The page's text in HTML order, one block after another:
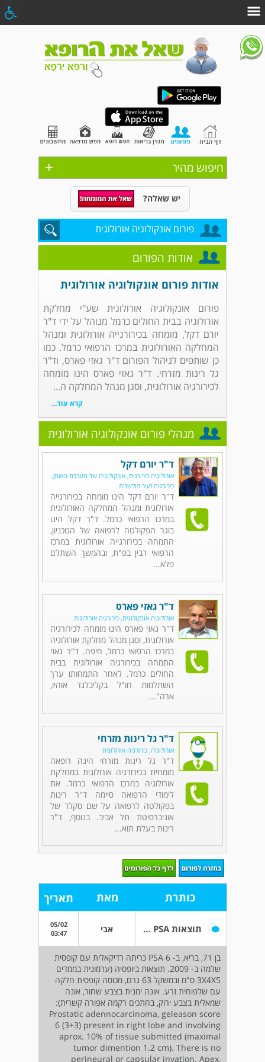
+ חיפוש מהיר
יש שאלה?
פורום אונקולוגיה אורולוגית
אודות הפורום
אודות פורום אונקולוגיה אורולוגית
פורום אונקולוגיה אורולוגית שע"י מחלקת
אורולוגיה בבית החולים כרמל מנוהל על ידי ד"ר
יורם דקל, מומחה בכירורגייה אורולוגית ומנהל
המחלקה האורולוגית במרכז הרפואי כרמל. כמו
כן שותפים לניהול הפורום ד"ר גאזי פארס, וד"ר
גל רינות מזרחי. ד"ר גאזי פארס הינו מומחה
לכירורגיה אורולוגית, וסגן מנהל המחלקה ה...
קרא עוד...
מנהלי פורום אונקולוגיה אורולוגית
ד"ר יורם דקל
אורולוגיה כירורגית, אונקולוגיה של מערכת השתן,
כירורגיה זעיר פולשנית
ד"ר יורם דקל הינו מומחה בכירורגייה
אורולוגית ומנהל המחלקה האורולוגית
במרכז הרפואי כרמל. ד"ר דקל הינו
בוגר הפקולטה לרפואה של הטכניון,
התמחה בכירורגייה אורולוגית במרכז
הרפואי רבין בפ"ת, ובהמשך השתלם
פלא...
ד"ר גאזי פארס
אורולוגיה אונקולוגית, כירורגיה אורולוגית
ד"ר גאזי פארס הינו מומחה לכירורגיה
אורולוגית, וסגן מנהל מחלקת אורולוגיה
במרכז הרפואי כרמל, חיפה. ד"ר גאזי
התמחה בכירורגיה אורולוגית בבית
החולים כרמל. לאחר התמחותו ערך
השתלמות חו"ל בקליבלנד אוהיו,
ארה"...
ד"ר גל רינות מזרחי
אורולוגיה, כירורגיה אורולוגית
ד"ר גל רינות מזרחי הינה רופאה
מומחית בכירורגיה אורולוגית במחלקת
אורולוגיה במרכז הרפואי כרמל. את
לימודי הרפואה סיימה ד"ר רינות
בפקולטה לרפואה על שם סקלר של
אוניברסיטת תל אביב. בנוסף, ד"ר
רינות בעלת תוא...
כותרת מאת תאריך
תוצאות PSA תמוהות אבי
05/02
03:47
בן 71, בריא, ב- PSA 6 כריתה רדיקאלית עם קופסית
שלמה ב- 2009. תוצאות ביופסיה (ערמונית בממדים
3X4X5 ס"מ ובמשקל 63 גרם, מכוסה קופסית חלקה
עם שלפוחית זרע. אונה ימנית בצבע שחור, אונה
שמאלית בצבע ירוק, בחתכים רקמה אפורה קשרית):
Prostatic adennocarcinoma, geleason score
6 (3+3) present in right lobe and involving
aprox. 10% of tissue submitted (maximal
tumor dimention 1.2 cm). There is no
perineural or capsular invation. Apex,